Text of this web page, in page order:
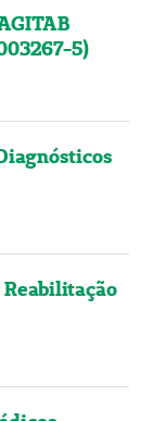
5)
Reabilitação